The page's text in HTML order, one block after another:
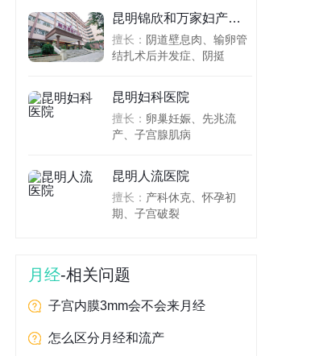
昆明锦欣和万家妇产医院
擅长： 阴道壁息肉、输卵管
结扎术后并发症、阴挺
昆明妇科医院
擅长： 卵巢妊娠、先兆流
产、子宫腺肌病
昆明人流医院
擅长： 产科休克、怀孕初
期、子宫破裂
月经-相关问题
子宫内膜3mm会不会来月经
怎么区分月经和流产